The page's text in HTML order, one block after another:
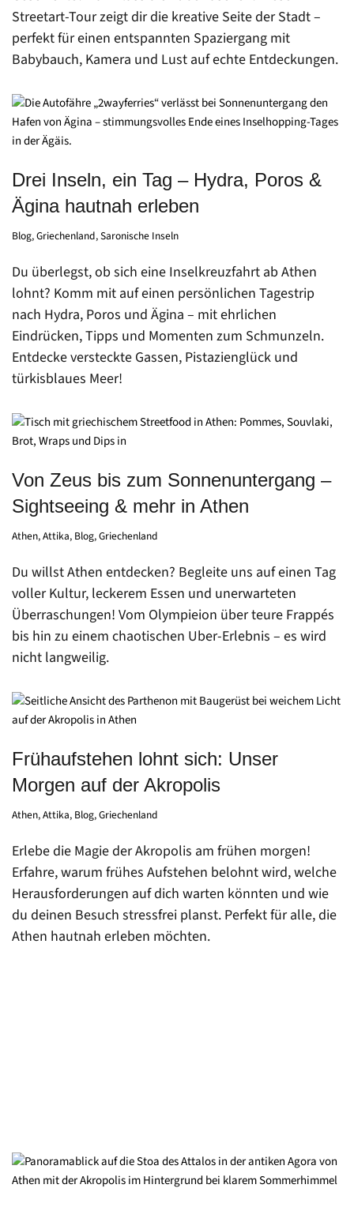
Streetart-Tour zeigt dir die kreative Seite der Stadt –
perfekt für einen entspannten Spaziergang mit
Babybauch, Kamera und Lust auf echte Entdeckungen.
Drei Inseln, ein Tag – Hydra, Poros &
Ägina hautnah erleben
Blog,Griechenland,Saronische Inseln
Du überlegst, ob sich eine Inselkreuzfahrt ab Athen
lohnt? Komm mit auf einen persönlichen Tagestrip
nach Hydra, Poros und Ägina – mit ehrlichen
Eindrücken, Tipps und Momenten zum Schmunzeln.
Entdecke versteckte Gassen, Pistazienglück und
türkisblaues Meer!
Von Zeus bis zum Sonnenuntergang –
Sightseeing & mehr in Athen
Athen,Attika, Blog,Griechenland
Du willst Athen entdecken? Begleite uns auf einen Tag
voller Kultur, leckerem Essen und unerwarteten
Überraschungen! Vom Olympieion über teure Frappés
bis hin zu einem chaotischen Uber-Erlebnis – es wird
nicht langweilig.
Frühaufstehen lohnt sich: Unser
Morgen auf der Akropolis
Athen,Attika, Blog,Griechenland
Erlebe die Magie der Akropolis am frühen morgen!
Erfahre, warum frühes Aufstehen belohnt wird, welche
Herausforderungen auf dich warten könnten und wie
du deinen Besuch stressfrei planst. Perfekt für alle, die
Athen hautnah erleben möchten.